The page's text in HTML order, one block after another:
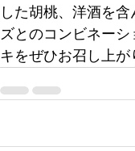
した胡桃、洋酒を
ズとのコンビネー
キをぜひお召し上が